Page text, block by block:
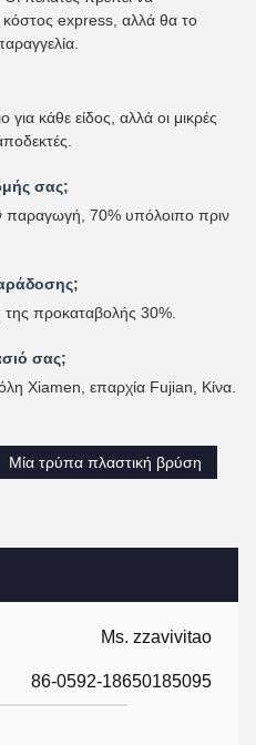
Ms. zzavivitao
86-0592-18650185095
κόστος express, αλλά θα το
για κάθε είδος, αλλά οι μικρές
σας;
παραγωγή, 70% υπόλοιπο πριν
προκαταβολής 30%.
σας;
Xiamen, επαρχία Fujian, Κίνα.
Μία τρύπα πλαστική βρύση